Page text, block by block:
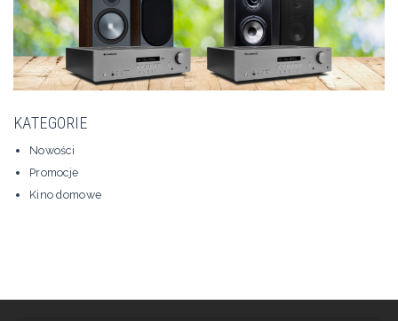
KATEGORIE
Nowości
Promocje
Kino domowe